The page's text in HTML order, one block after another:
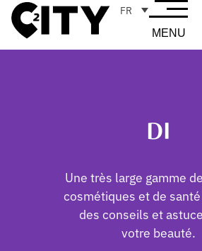
FR
MENU
DI
Une très large gamme
cosmétiques et de
des conseils et
votre beauté.